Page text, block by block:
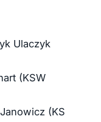
Ulaczyk
(KSW
(KS